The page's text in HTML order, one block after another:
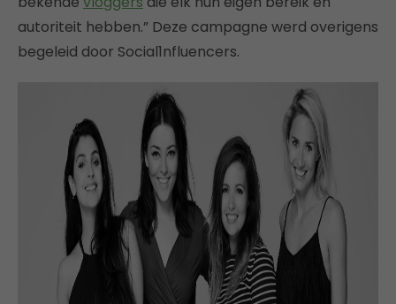
autoriteit hebben.” Deze campagne werd overigens
begeleid door Social1nfluencers.